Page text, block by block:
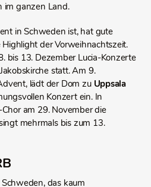
im ganzen Land.
in Schweden ist, hat gute
der Vorweihnachtszeit.
bis 13. Dezember Lucia-Konzerte
statt. Am 9.
lädt der Dom zu Uppsala
Konzert ein. In
am 29. November die
mehrmals bis zum 13.
das kaum